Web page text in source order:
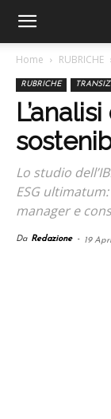
Home RUBRICHE
RUBRICHE
Lo studio
ESG
manager e
Da Redazione - 19